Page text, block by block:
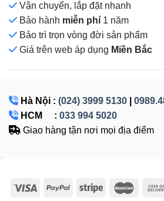
Vận chuyển, lắp đặt nhanh
Bảo hành miễn phí 1 năm
Bảo trì trọn vòng đời sản phẩm
Giá trên web áp dụng Miền Bắc
Hà Nội : (024) 3999 5130
HCM : 033 994 5020
Giao hàng tận nơi mọi địa điểm